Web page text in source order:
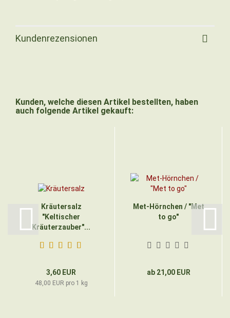
Kundenrezensionen
Kunden, welche diesen Artikel bestellten, haben
auch folgende Artikel gekauft:
Kräutersalz
"Keltischer
Kräuterzauber"...
3,60 EUR
48,00 EUR pro 1 kg
Met-Hörnchen / "Met
to go"
ab 21,00 EUR